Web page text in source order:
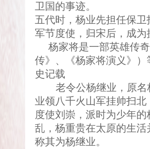
卫国的事迹。
五代时，杨业先担任保
军节度使，归宋后，成
杨家将是一部英雄传
传》、《杨家将演义》
史记载
老令公杨继业，原名
业领八千火山军挂帅扫
度使刘崇，派时为少年
乱，杨重贵在太原的生
称其为杨继业。